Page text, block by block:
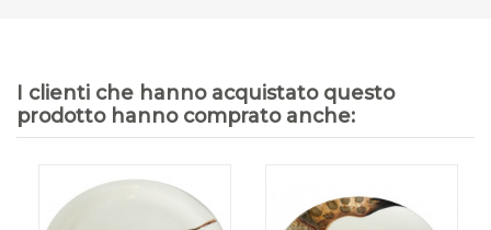
I clienti che hanno acquistato questo
prodotto hanno comprato anche: